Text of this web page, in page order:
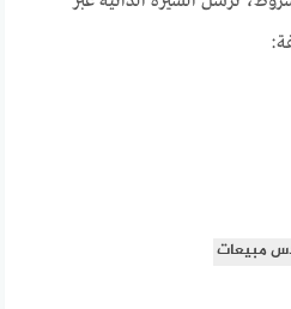
مبيعات